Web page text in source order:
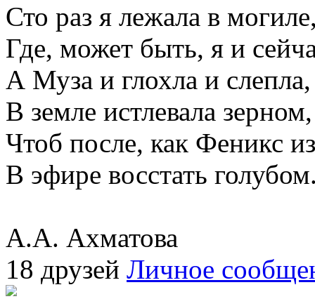
Сто раз я лежала в
Где, может быть, я и
А Муза и глохла и слепла,
В земле истлевала зерном,
Чтоб после, как Феникс
В эфире восстать
А.А. Ахматова
18 друзей Личное